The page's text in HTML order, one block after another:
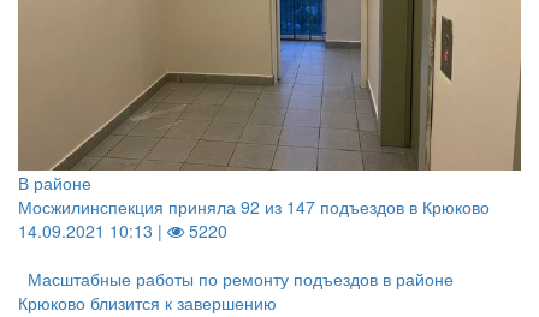
В районе
Мосжилинспекция приняла 92 из 147 подъездов в Крюково
14.09.2021 10:13 |
5220
Масштабные работы по ремонту подъездов в районе
Крюково близится к завершению